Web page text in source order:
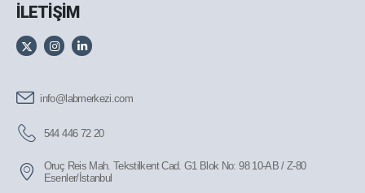
İLETİŞİM
info@labmerkezi.com
544 446 72 20
Oruç Reis Mah. Tekstilkent Cad. G1 Blok No: 98 10-AB / Z-80
Esenler/İstanbul